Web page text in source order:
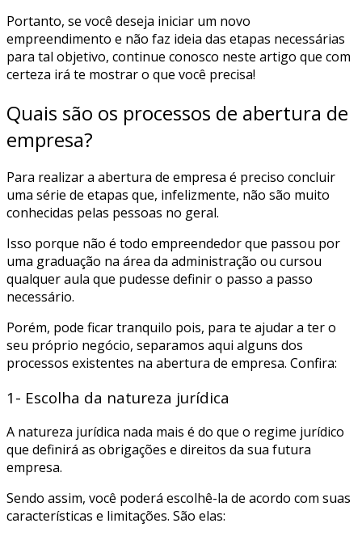
Portanto, se você deseja iniciar um novo
empreendimento e não faz ideia das etapas necessárias
para tal objetivo, continue conosco neste artigo que com
certeza irá te mostrar o que você precisa!
Quais são os processos de abertura de
empresa?
Para realizar a abertura de empresa é preciso concluir
uma série de etapas que, infelizmente, não são muito
conhecidas pelas pessoas no geral.
Isso porque não é todo empreendedor que passou por
uma graduação na área da administração ou cursou
qualquer aula que pudesse definir o passo a passo
necessário.
Porém, pode ficar tranquilo pois, para te ajudar a ter o
seu próprio negócio, separamos aqui alguns dos
processos existentes na abertura de empresa. Confira:
1- Escolha da natureza jurídica
A natureza jurídica nada mais é do que o regime jurídico
que definirá as obrigações e direitos da sua futura
empresa.
Sendo assim, você poderá escolhê-la de acordo com suas
características e limitações. São elas: